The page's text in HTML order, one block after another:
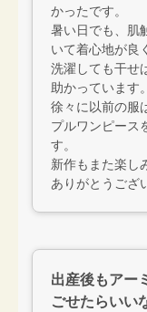
かったです。
暑い日でも、肌
いて着心地が良
洗濯しても干せ
助かっています。
徐々に以前の服
プルワンピース
す。
新作もまた楽し
ありがとうござ
出産後もアー
ごせたらいい